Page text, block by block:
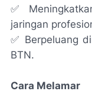
✅
jaringan
✅ Berpeluang
BTN.
Cara Melamar